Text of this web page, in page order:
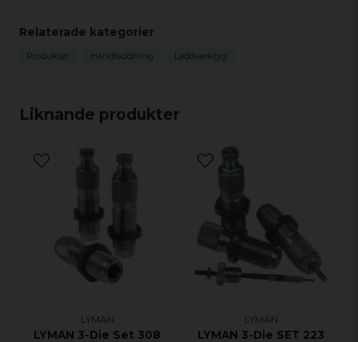
Liknande produkter
LYMAN
LYMAN 3-Die Set 308
LYMAN
LYMAN 3-Die SET 223
Relaterade kategorier
Produkter Handladdning Laddverktyg